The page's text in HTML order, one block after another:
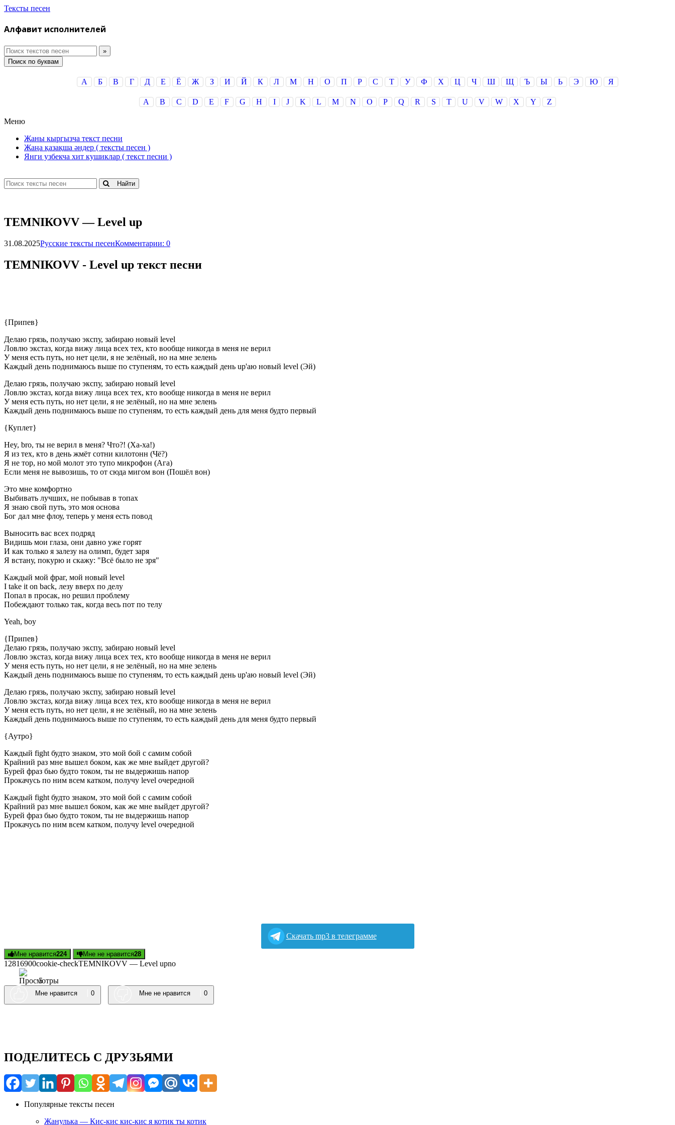
Тексты песен
Алфавит исполнителей
Поиск по буквам
А Б В Г Д Е Ё Ж З И Й К Л М Н О П Р С Т У Ф Х Ц Ч Ш Щ Ъ Ы Ь Э Ю Я
A B C D E F G H I J K L M N O P Q R S T U V W X Y Z
Меню
Жаны кыргызча текст песни
Жаңа қазақша әндер ( тексты песен )
Янги узбекча хит кушиклар ( текст песни )
Найти
ТЕМNIКОVV — Lеvеl uр
31.08.2025Русские тексты песенКомментарии: 0
ТЕМNIКОVV - Lеvеl uр текст песни
{Припев}
Делаю грязь, получаю экспу, забираю новый level
Ловлю экстаз, когда вижу лица всех тех, кто вообще никогда в меня не верил
У меня есть путь, но нет цели, я не зелёный, но на мне зелень
Каждый день поднимаюсь выше по ступеням, то есть каждый день up'аю новый level (Эй)
Делаю грязь, получаю экспу, забираю новый level
Ловлю экстаз, когда вижу лица всех тех, кто вообще никогда в меня не верил
У меня есть путь, но нет цели, я не зелёный, но на мне зелень
Каждый день поднимаюсь выше по ступеням, то есть каждый день для меня будто первый
{Куплет}
Hey, bro, ты не верил в меня? Что?! (Ха-ха!)
Я из тех, кто в день жмёт сотни килотонн (Чё?)
Я не тор, но мой молот это тупо микрофон (Ага)
Если меня не вывозишь, то от сюда мигом вон (Пошёл вон)
Это мне комфортно
Выбивать лучших, не побывав в топах
Я знаю свой путь, это моя основа
Бог дал мне флоу, теперь у меня есть повод
Выносить вас всех подряд
Видишь мои глаза, они давно уже горят
И как только я залезу на олимп, будет заря
Я встану, покурю и скажу: "Всё было не зря"
Каждый мой фраг, мой новый level
I take it on back, лезу вверх по делу
Попал в просак, но решил проблему
Побеждают только так, когда весь пот по телу
Yeah, boy
{Припев}
Делаю грязь, получаю экспу, забираю новый level
Ловлю экстаз, когда вижу лица всех тех, кто вообще никогда в меня не верил
У меня есть путь, но нет цели, я не зелёный, но на мне зелень
Каждый день поднимаюсь выше по ступеням, то есть каждый день up'аю новый level (Эй)
Делаю грязь, получаю экспу, забираю новый level
Ловлю экстаз, когда вижу лица всех тех, кто вообще никогда в меня не верил
У меня есть путь, но нет цели, я не зелёный, но на мне зелень
Каждый день поднимаюсь выше по ступеням, то есть каждый день для меня будто первый
{Аутро}
Каждый fight будто знаком, это мой бой с самим собой
Крайний раз мне вышел боком, как же мне выйдет другой?
Бурей фраз бью будто током, ты не выдержишь напор
Прокачусь по ним всем катком, получу level очередной
Каждый fight будто знаком, это мой бой с самим собой
Крайний раз мне вышел боком, как же мне выйдет другой?
Бурей фраз бью будто током, ты не выдержишь напор
Прокачусь по ним всем катком, получу level очередной
Скачать mp3 в телеграмме
Мне нравится224 Мне не нравится28
12816900cookie-checkТЕМNIКОVV — Lеvеl uрno
5
Мне нравится 0 Мне не нравится 0
ПОДЕЛИТЕСЬ С ДРУЗЬЯМИ
Популярные тексты песен
Жанулька — Кис-кис кис-кис я котик ты котик